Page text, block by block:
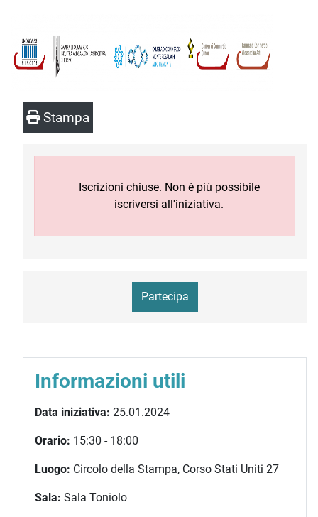
Stampa
Iscrizioni chiuse. Non è più possibile
iscriversi all'iniziativa.
Partecipa
Informazioni utili
Data iniziativa: 25.01.2024
Orario: 15:30 - 18:00
Luogo: Circolo della Stampa, Corso Stati Uniti 27
Sala: Sala Toniolo